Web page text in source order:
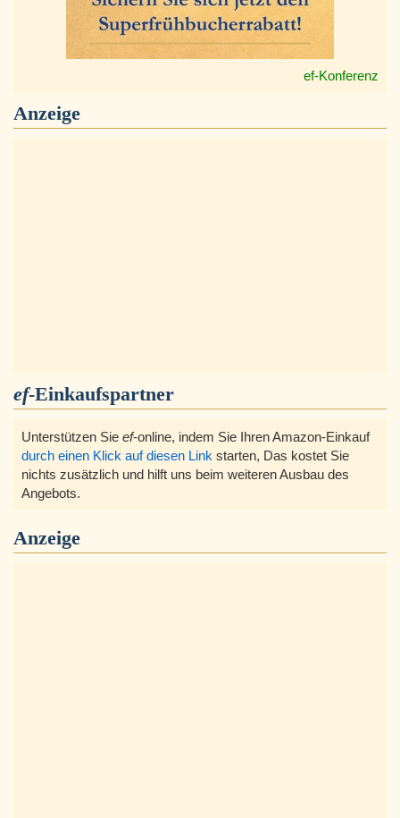
ef-Konferenz
Anzeige
ef-Einkaufspartner
Unterstützen Sie ef-online, indem Sie Ihren Amazon-Einkauf
durch einen Klick auf diesen Link starten, Das kostet Sie
nichts zusätzlich und hilft uns beim weiteren Ausbau des
Angebots.
Anzeige